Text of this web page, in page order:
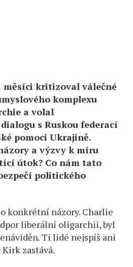
kritizoval válečné
komplexu
a volal
s Ruskou federací
pomoci Ukrajině.
a výzvy k míru
útok? Co nám tato
politického
konkrétní názory. Charlie
liberální oligarchii, byl
Ti lidé nejspíš ani
zastává.